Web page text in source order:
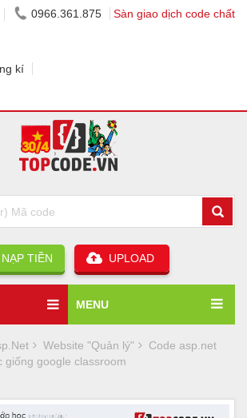
0966.361.875 Sàn giao dịch code chất
kí
NẠP TIỀN UPLOAD
MENU
Website "Quản lý"
Code asp.net
giống google classroom